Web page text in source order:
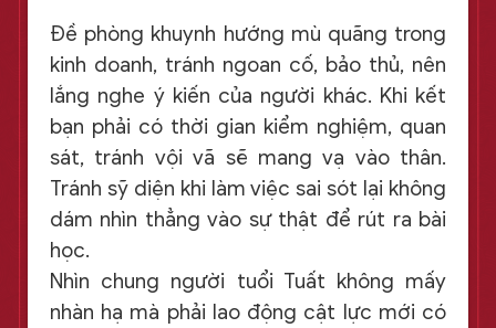
Đề phòng khuynh hướng mù quãng trong
kinh doanh, tránh ngoan cố, bảo thủ, nên
lắng nghe ý kiến của người khác. Khi kết
bạn phải có thời gian kiểm nghiệm, quan
sát, tránh vội vã sẽ mang vạ vào thân.
Tránh sỹ diện khi làm việc sai sót lại không
dám nhìn thẳng vào sự thật để rút ra bài
học.
Nhìn chung người tuổi Tuất không mấy
nhàn hạ mà phải lao động cật lực mới có